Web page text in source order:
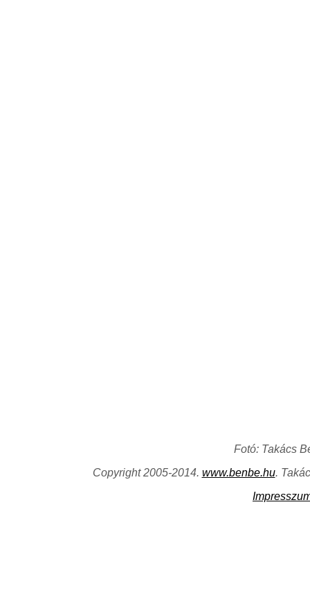
Fotó: Takács
Copyright 2005-2014. www.benbe.hu.